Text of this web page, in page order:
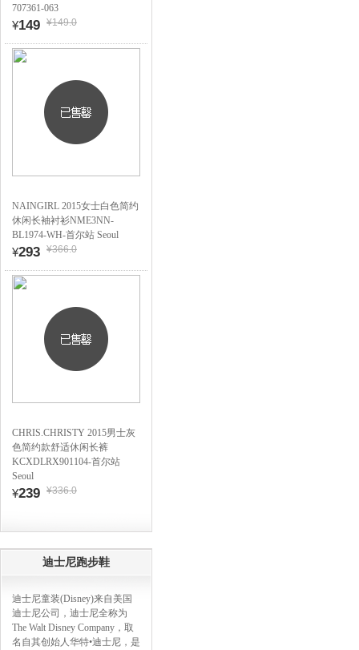
707361-063
¥149 ¥149.0
NAINGIRL 2015女士白色简约
休闲长袖衬衫NME3NN-
BL1974-WH-首尔站 Seoul
¥293 ¥366.0
CHRIS.CHRISTY 2015男士灰
色简约款舒适休闲长裤
KCXDLRX901104-首尔站
Seoul
¥239 ¥336.0
迪士尼跑步鞋
迪士尼童装(Disney)来自美国
迪士尼公司，迪士尼全称为
The Walt Disney Company，取
名自其创始人华特•迪士尼，是